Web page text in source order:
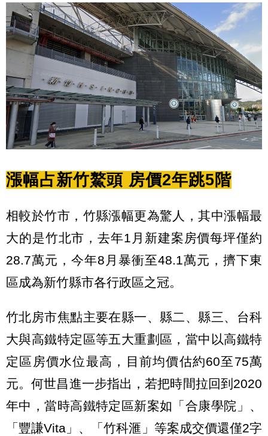
漲幅占新竹鰲頭 房價2年跳5階
相較於竹市，竹縣漲幅更為驚人，其中漲幅最
大的是竹北市，去年1月新建案房價每坪僅約
28.7萬元，今年8月暴衝至48.1萬元，擠下東
區成為新竹縣市各行政區之冠。
竹北房市焦點主要在縣一、縣二、縣三、台科
大與高鐵特定區等五大重劃區，當中以高鐵特
定區房價水位最高，目前均價估約60至75萬
元。何世昌進一步指出，若把時間拉回到2020
年中，當時高鐵特定區新案如「合康學院」、
「豐謙Vita」、「竹科滙」等案成交價還僅2字